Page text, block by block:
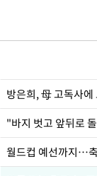
방은희, 母 고독사
월드컵 예선까지…